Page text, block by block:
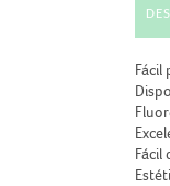
Fácil
Fácil